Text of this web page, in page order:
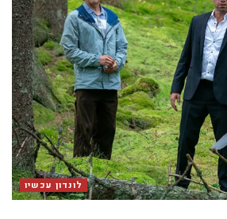
לונדון עכשיו